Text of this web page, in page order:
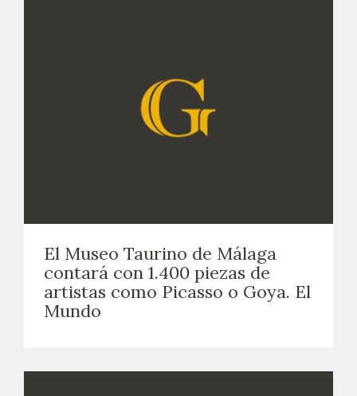
El Museo Taurino de Málaga
contará con 1.400 piezas de
artistas como Picasso o Goya. El
Mundo